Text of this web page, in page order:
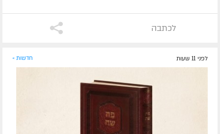
לכתבה
לפני 11 שעות חדשות »